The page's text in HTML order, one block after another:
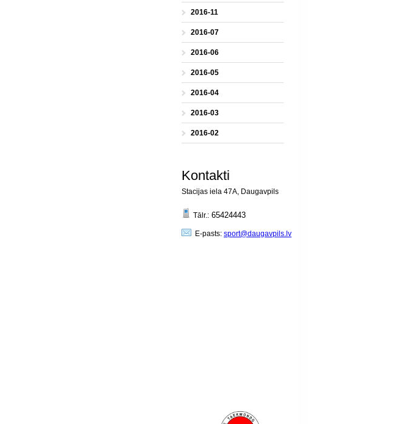
2016-11
2016-07
2016-06
2016-05
2016-04
2016-03
2016-02
Kontakti
Stacijas iela 47A, Daugavpils
Tālr.: 65424443
E-pasts: sport@daugavpils.lv